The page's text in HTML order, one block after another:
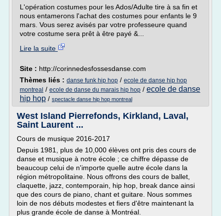
L'opération costumes pour les Ados/Adulte tire à sa fin et
nous entamerons l'achat des costumes pour enfants le 9
mars. Vous serez avisés par votre professeure quand
votre costume sera prêt à être payé &...
Lire la suite
Site : http://corinnedesfossesdanse.com
Thèmes liés : danse funk hip hop / ecole de danse hip hop
montreal / ecole de danse du marais hip hop / ecole de danse
hip hop / spectacle danse hip hop montreal
West Island Pierrefonds, Kirkland, Laval,
Saint Laurent ...
Cours de musique 2016-2017
Depuis 1981, plus de 10,000 élèves ont pris des cours de
danse et musique à notre école ; ce chiffre dépasse de
beaucoup celui de n'importe quelle autre école dans la
région métropolitaine. Nous offrons des cours de ballet,
claquette, jazz, contemporain, hip hop, break dance ainsi
que des cours de piano, chant et guitare. Nous sommes
loin de nos débuts modestes et fiers d'être maintenant la
plus grande école de danse à Montréal.